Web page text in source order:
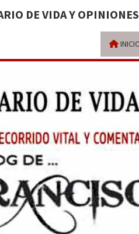
DE VIDA Y OPINIONES